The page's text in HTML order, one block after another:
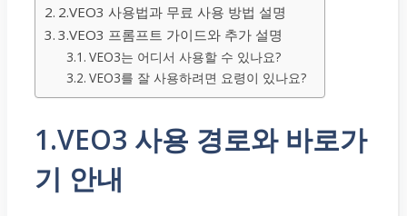
2.VEO3 사용법과 무료 사용 방법 설명
3.VEO3 프롬프트 가이드와 추가 설명
VEO3는 어디서 사용할 수 있나요?
VEO3를 잘 사용하려면 요령이 있나요?
1.VEO3 사용 경로와 바로가
기 안내